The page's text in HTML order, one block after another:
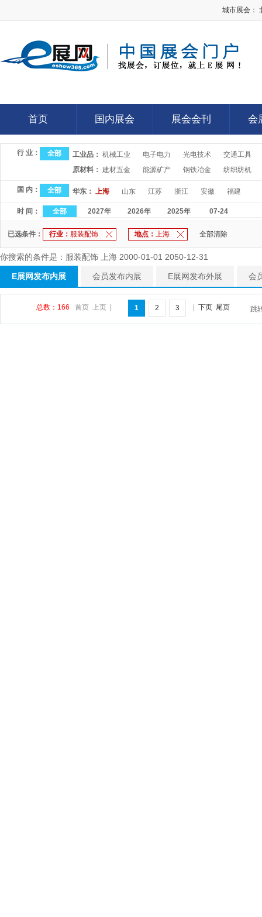
城市展会：
首页
首页
国内展会
国内展会
展会会刊
展会会刊
会
会
行 业： 全部 工业品： 机械工业 电子电力 光电技术
交通工具
原材料： 建材五金 能源矿产 钢铁冶金 纺织纺机
国 内： 全部 华东： 上海 山东 江苏 浙江 安徽 福建
时 间： 全部 2027年 2026年 2025年 07-24
已选条件： 行业： 服装配饰 地点： 上海 全部清除
你搜索的条件是：服装配饰 上海 2000-01-01 2050-12-31
E展网发布内展 会员发布内展 E展网发布外展 会
总数：166 首页 上页 1 2 3 下页 尾页 跳